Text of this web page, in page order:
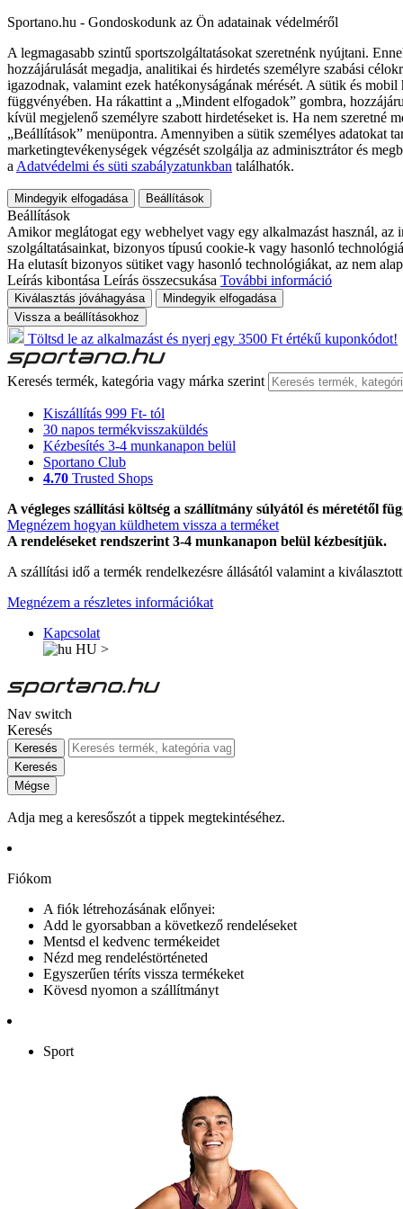
Sportano.hu - Gondoskodunk az Ön adatainak védelméről
A legmagasabb szintű sportszolgáltatásokat szeretnénk nyújtani.
hozzájárulását megadja, analitikai és hirdetés személyre szabási
igazodnak, valamint ezek hatékonyságának mérését. A sütik és
függvényében. Ha rákattint a „Mindent elfogadok” gombra,
kívül megjelenő személyre szabott hirdetéseket is. Ha nem szeretné
„Beállítások” menüpontra. Amennyiben a sütik személyes adatokat
marketingtevékenységek végzését szolgálja az adminisztrátor és
a Adatvédelmi és süti szabályzatunkban találhatók.
Mindegyik elfogadása Beállítások
Beállítások
Amikor meglátogat egy webhelyet vagy egy alkalmazást használ,
szolgáltatásainkat, bizonyos típusú cookie-k vagy hasonló
Ha elutasít bizonyos sütiket vagy hasonló technológiákat, az nem
Leírás kibontása Leírás összecsukása További információ
Kiválasztás jóváhagyása
Mindegyik elfogadása
Vissza a beállításokhoz
Töltsd le az alkalmazást és nyerj egy 3500 Ft értékű kuponkódot!
Keresés termék, kategória vagy márka szerint
Kiszállítás 999 Ft- tól
30 napos termékvisszaküldés
Kézbesítés 3-4 munkanapon belül
Sportano Club
4.70 Trusted Shops
A végleges szállítási költség a szállítmány súlyától és méretétől
Megnézem hogyan küldhetem vissza a terméket
A rendeléseket rendszerint 3-4 munkanapon belül kézbesítjük.
A szállítási idő a termék rendelkezésre állásától valamint a
Megnézem a részletes információkat
Kapcsolat
HU >
Nav switch
Keresés
Keresés
Keresés
Mégse
Adja meg a keresőszót a tippek megtekintéséhez.
Fiókom
A fiók létrehozásának előnyei:
Add le gyorsabban a következő rendeléseket
Mentsd el kedvenc termékeidet
Nézd meg rendeléstörténeted
Egyszerűen téríts vissza termékeket
Kövesd nyomon a szállítmányt
Sport